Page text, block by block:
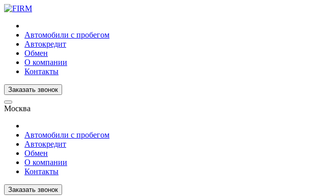
Автомобили с пробегом
Автокредит
Обмен
О компании
Контакты
Заказать звонок
Москва
Автомобили с пробегом
Автокредит
Обмен
О компании
Контакты
Заказать звонок